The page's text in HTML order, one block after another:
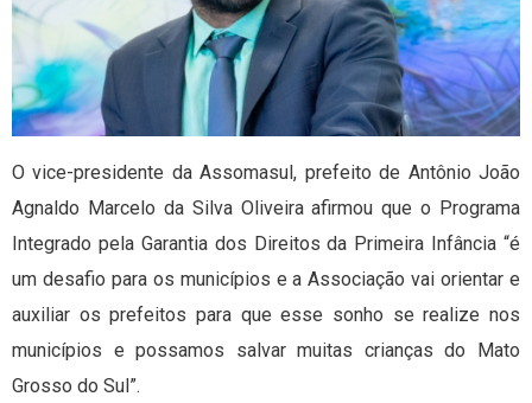
O vice-presidente da Assomasul, prefeito de Antônio João
Agnaldo Marcelo da Silva Oliveira afirmou que o Programa
Integrado pela Garantia dos Direitos da Primeira Infância “é
um desafio para os municípios e a Associação vai orientar e
auxiliar os prefeitos para que esse sonho se realize nos
municípios e possamos salvar muitas crianças do Mato
Grosso do Sul”.